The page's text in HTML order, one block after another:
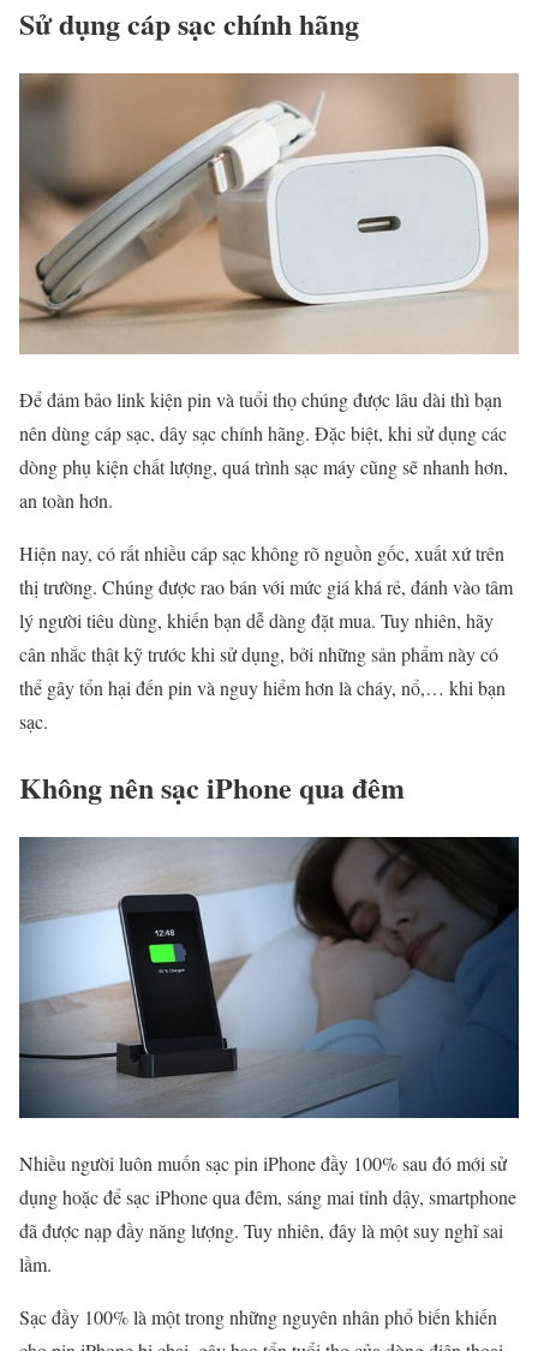
Sử dụng cáp sạc chính hãng
Để đảm bảo link kiện pin và tuổi thọ chúng được lâu dài thì bạn
nên dùng cáp sạc, dây sạc chính hãng. Đặc biệt, khi sử dụng các
dòng phụ kiện chất lượng, quá trình sạc máy cũng sẽ nhanh hơn,
an toàn hơn.
Hiện nay, có rất nhiều cáp sạc không rõ nguồn gốc, xuất xứ trên
thị trường. Chúng được rao bán với mức giá khá rẻ, đánh vào tâm
lý người tiêu dùng, khiến bạn dễ dàng đặt mua. Tuy nhiên, hãy
cân nhắc thật kỹ trước khi sử dụng, bởi những sản phẩm này có
thể gây tổn hại đến pin và nguy hiểm hơn là cháy, nổ,… khi bạn
sạc.
Không nên sạc iPhone qua đêm
Nhiều người luôn muốn sạc pin iPhone đầy 100% sau đó mới sử
dụng hoặc để sạc iPhone qua đêm, sáng mai tỉnh dậy, smartphone
đã được nạp đầy năng lượng. Tuy nhiên, đây là một suy nghĩ sai
lầm.
Sạc đầy 100% là một trong những nguyên nhân phổ biến khiến